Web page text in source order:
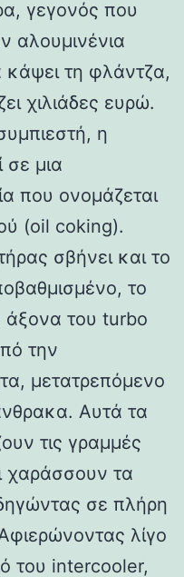
γεγονός που
αλουμινένια
τη φλάντζα,
χιλιάδες ευρώ.
η
μια
που ονομάζεται
(oil coking).
σβήνει και το
το
άξονα του turbo
την
μετατρεπόμενο
Αυτά τα
τις γραμμές
χαράσσουν τα
σε πλήρη
λίγο
του intercooler,